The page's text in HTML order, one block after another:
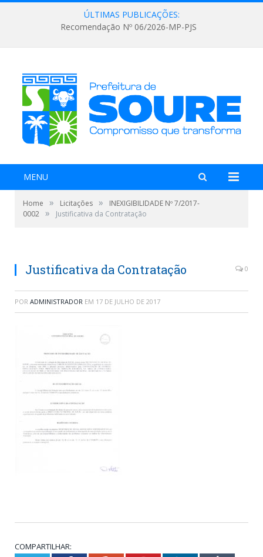
ÚLTIMAS PUBLICAÇÕES:
Recomendação Nº 06/2026-MP-PJS
MENU
Home » Licitações »
INEXIGIBILIDADE Nº 7/2017-
0002 » Justificativa da Contratação
Justificativa da Contratação 0
POR ADMINISTRADOR EM 17 DE JULHO DE 2017
COMPARTILHAR: